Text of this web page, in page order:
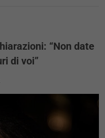
“Non date
di voi”